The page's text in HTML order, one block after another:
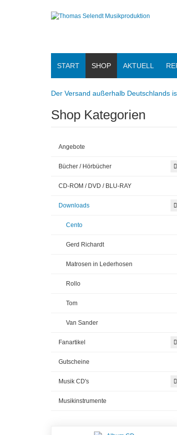
START SHOP AKTUELL
Der Versand außerhalb Deutschlands
Shop Kategorien
Angebote
Bücher / Hörbücher
CD-ROM / DVD / BLU-RAY
Downloads
Cento
Gerd Richardt
Matrosen in Lederhosen
Rollo
Tom
Van Sander
Fanartikel
Gutscheine
Musik CD's
Musikinstrumente